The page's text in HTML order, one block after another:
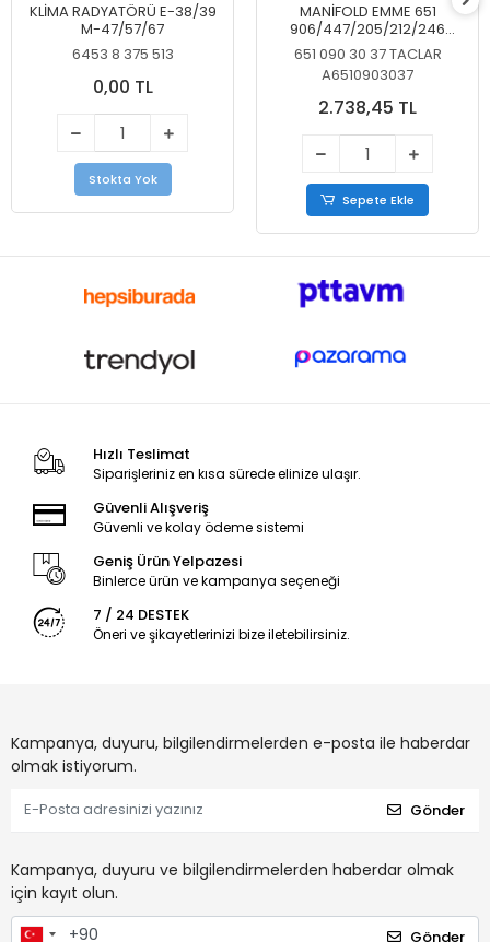
KLİMA RADYATÖRÜ E-38/39
M-47/57/67
6453 8 375 513
0,00 TL
Stokta Yok
MANİFOLD EMME 651
906/447/205/212/246
KELEBEKSİZ
651 090 30 37 TACLAR
A6510903037
2.738,45 TL
Sepete Ekle
Hızlı Teslimat
Siparişleriniz en kısa sürede elinize ulaşır.
Güvenli Alışveriş
Güvenli ve kolay ödeme sistemi
Geniş Ürün Yelpazesi
Binlerce ürün ve kampanya seçeneği
7 / 24 DESTEK
Öneri ve şikayetlerinizi bize iletebilirsiniz.
Kampanya, duyuru, bilgilendirmelerden e-posta ile haberdar
olmak istiyorum.
Gönder
Kampanya, duyuru ve bilgilendirmelerden haberdar olmak
için kayıt olun.
Gönder